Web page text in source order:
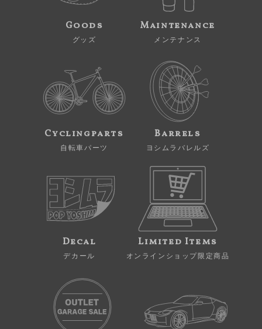
Goods
グッズ
Maintenance
メンテナンス
Cyclingparts
自転車パーツ
Barrels
ヨシムラバレルズ
Decal
デカール
Limited Items
オンラインショップ限定商品